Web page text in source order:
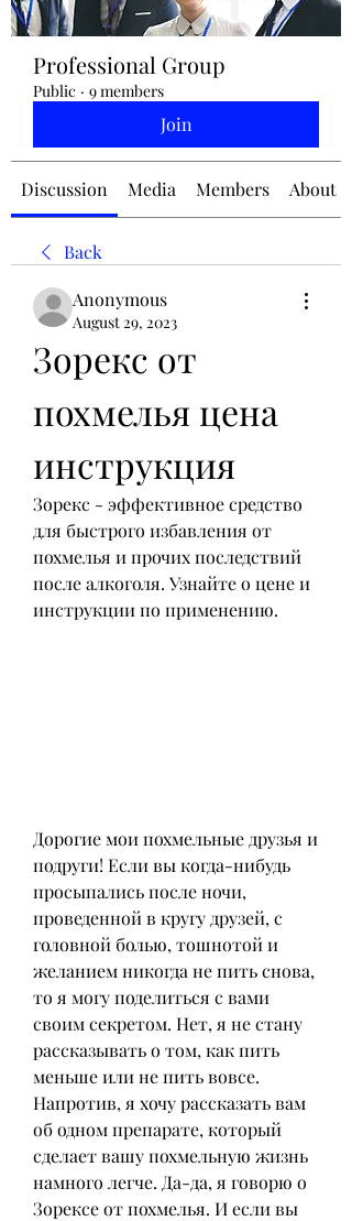
jennifermcchesney@yahoo.com
(604) 445-2082
Professional Group
Public · 9 members
Join
Discussion Media Members About
Back
Anonymous
August 29, 2023
Зорекс от
похмелья цена
инструкция
Зорекс - эффективное средство
для быстрого избавления от
похмелья и прочих последствий
после алкоголя. Узнайте о цене и
инструкции по применению.
Дорогие мои похмельные друзья и
подруги! Если вы когда-нибудь
просыпались после ночи,
проведенной в кругу друзей, с
головной болью, тошнотой и
желанием никогда не пить снова,
то я могу поделиться с вами
своим секретом. Нет, я не стану
рассказывать о том, как пить
меньше или не пить вовсе.
Напротив, я хочу рассказать вам
об одном препарате, который
сделает вашу похмельную жизнь
намного легче. Да-да, я говорю о
Зорексе от похмелья. И если вы